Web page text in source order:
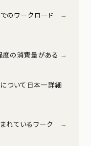
のワークロード
の消費量がある
ついて日本一詳細
れているワーク